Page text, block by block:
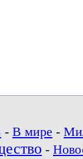
- В мире -
-